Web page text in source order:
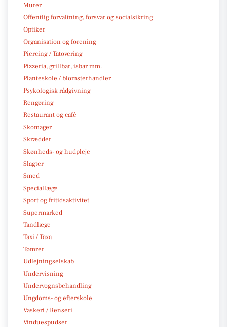
Murer
Offentlig forvaltning, forsvar og socialsikring
Optiker
Organisation og forening
Piercing / Tatovering
Pizzeria, grillbar, isbar mm.
Planteskole / blomsterhandler
Psykologisk rådgivning
Rengøring
Restaurant og café
Skomager
Skrædder
Skønheds- og hudpleje
Slagter
Smed
Speciallæge
Sport og fritidsaktivitet
Supermarked
Tandlæge
Taxi / Taxa
Tømrer
Udlejningselskab
Undervisning
Undervognsbehandling
Ungdoms- og efterskole
Vaskeri / Renseri
Vinduespudser